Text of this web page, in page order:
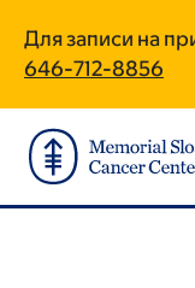
main
content
footer
Для записи на
646-712-8856